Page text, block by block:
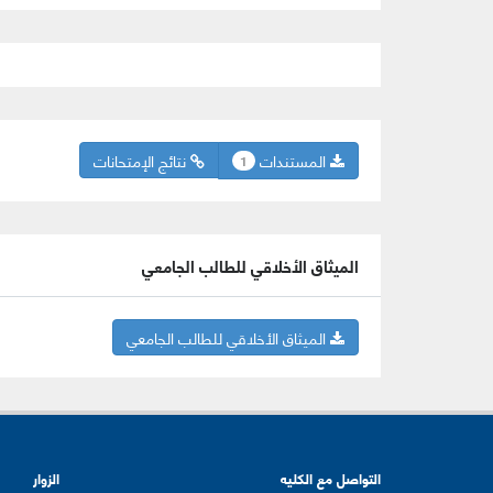
نتائج الإمتحانات المستندات 1
الميثاق الأخلاقي للطالب الجامعي
الميثاق الأخلاقي للطالب الجامعي
الزوار التواصل مع الكليه